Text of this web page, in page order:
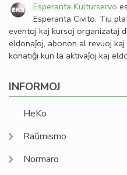
Esperanta Kulturservo
Esperanta Civito. Tiu
eventoj kaj kursoj organizataj
eldonaĵoj, abonon al revuoj
konatiĝi kun la aktivaĵoj kaj
INFORMOJ
HeKo
Raŭmismo
Normaro